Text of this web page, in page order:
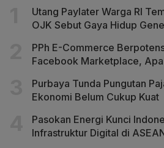
Utang Paylater Warga RI
OJK Sebut Gaya Hidup
PPh E-Commerce
Facebook Marketplace,
Purbaya Tunda Pungutan
Ekonomi Belum Cukup Kuat
Pasokan Energi Kunci
Infrastruktur Digital di